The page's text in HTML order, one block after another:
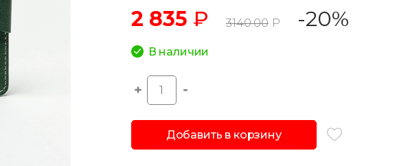
2 835 ₽ 3140.00 Р -20%
В наличии
Добавить в корзину